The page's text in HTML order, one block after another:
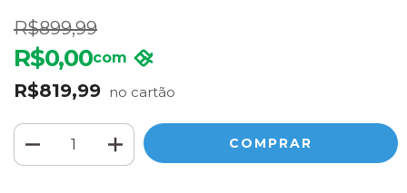
R$899,99
R$819,99
R$0,00com